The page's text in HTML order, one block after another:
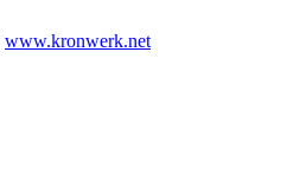
www.kronwerk.net